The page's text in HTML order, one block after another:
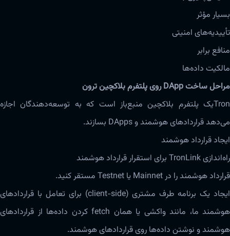
بسیار ‌‌‌مؤثر
تأییدیه‌های امنیتی
منافع برابر
مالکیت داده‌ها
مراحل ساخت DApp روی پلتفرم بلاکچین ترون
Tronیک پلتفرم ‌‌‌‌‌بلاکچین ‌‌‌‌منبع‌باز است که به توسعه‌دهندگان اجازه‌
می‌دهد قراردادهای هوشمند و DApps بسازند.
ایجاد قرارداد هوشمند
راه‌اندازی TronLink برای استقرار قرارداد هوشمند
قرارداد هوشمند را در Mainnet یا Testnet مستقر کنید.
ایجاد یک برنامه طرف مشتری (client-side) برای تعامل با قراردادهای
هوشمند ما، مانند واکشی یا همان fetch کردن داده‌ها از قراردادهای
هوشمند و نوشتن داده‌ها روی قراردادهای هوشمند.